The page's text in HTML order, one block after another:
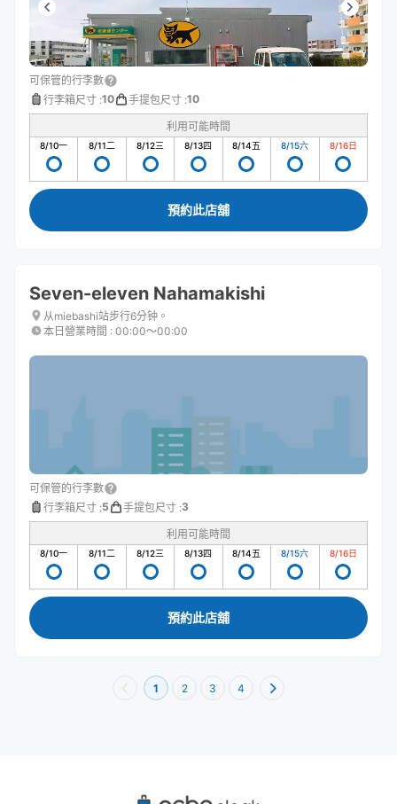
可保管的行李數
行李箱尺寸 :10 手提包尺寸 :10
利用可能時間
8/10一 8/11二 8/12三 8/13四 8/14五 8/15六 8/16日
預約此店舖
Seven-eleven Nahamakishi
从miebashi站步行6分钟。
本日營業時間 : 00:00〜00:00
可保管的行李數
行李箱尺寸 :5 手提包尺寸 :3
利用可能時間
8/10一 8/11二 8/12三 8/13四 8/14五 8/15六 8/16日
預約此店舖
1 2 3 4
沖繩縣附近推薦的寄物櫃